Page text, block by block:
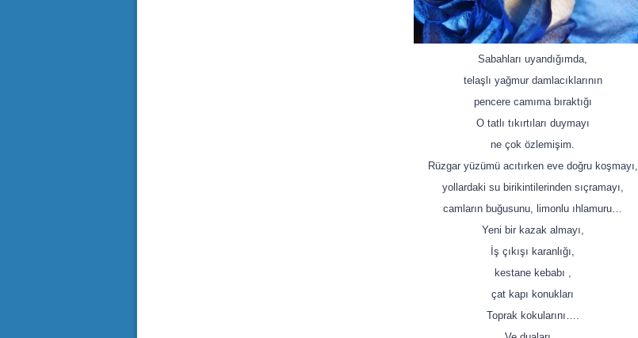
Sabahları uyandığımda,
telaşlı yağmur damlacıklarının
pencere camıma bıraktığı
O tatlı tıkırtıları duymayı
ne çok özlemişim.
Rüzgar yüzümü acıtırken eve doğru koşmayı,
yollardaki su birikintilerinden sıçramayı,
camların buğusunu, limonlu ıhlamuru…
Yeni bir kazak almayı,
İş çıkışı karanlığı,
kestane kebabı ,
çat kapı konukları
Toprak kokularını….